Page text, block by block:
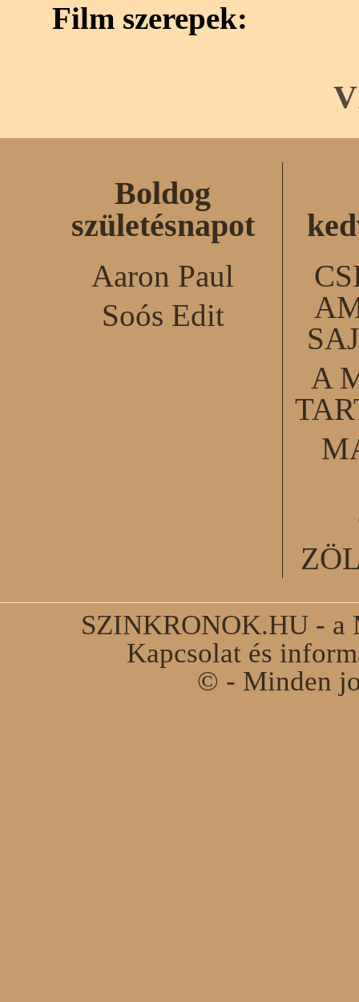
Film szerepek:
Boldog
születésnapot
Aaron Paul
Soós Edit
A
SZINKRONOK.HU - a
Kapcsolat és
© - Minden